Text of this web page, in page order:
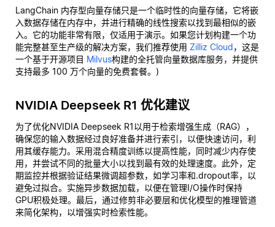
LangChain 内存型向量存储只是一个临时性的向量存储，它将嵌
入数据存储在内存中，并进行精确的线性搜索以找到最相似的嵌
入。它的功能非常有限，仅适用于演示。如果您计划构建一个功
能完整甚至生产级的解决方案，我们推荐使用 Zilliz Cloud，这是
一个基于开源项目 Milvus构建的全托管向量数据库服务，并提供
支持最多 100 万个向量的免费套餐。)
NVIDIA Deepseek R1 优化建议
为了优化NVIDIA Deepseek R1以用于检索增强生成（RAG），
确保您的输入数据经过良好准备并进行索引，以便快速访问，利
用其缓存能力。采用混合精度训练以提高性能，同时减少内存使
用，并尝试不同的批量大小以找到最有效的处理速度。此外，定
期监控并根据验证结果微调超参数，如学习率和.dropout率，以
避免过拟合。实施异步数据加载，以便在管理I/O操作时保持
GPU积极处理。最后，通过修剪非必要层和优化模型的推理管道
来简化架构，以增强实时检索性能。